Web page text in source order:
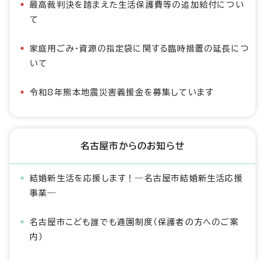
最高裁判決を踏まえた生活保護費等の追加給付につい
て
家庭用ごみ・資源の指定袋に関する臨時措置の延長につ
いて
令和8年熊本地震災害義援金を募集しています
名古屋市からのお知らせ
結婚新生活を応援します！―名古屋市結婚新生活応援
事業―
名古屋市こども誰でも通園制度（保護者の方へのご案
内）